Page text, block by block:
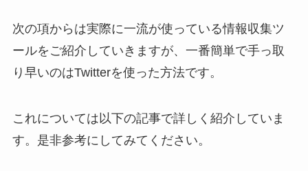
次の項からは実際に一流が使っている情報収集ツ
ールをご紹介していきますが、一番簡単で手っ取
り早いのはTwitterを使った方法です。
これについては以下の記事で詳しく紹介していま
す。是非参考にしてみてください。